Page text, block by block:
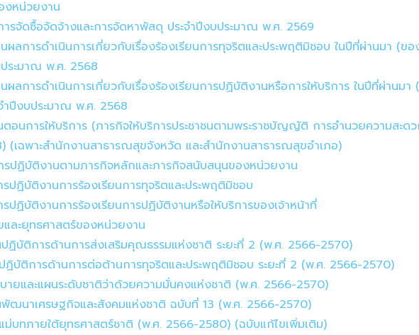
งหน่วยงาน
ารจัดซื้อจัดจ้างและการจัดหาพัสดุ ประจำปีงบประมาณ พ.ศ. 2569
ผลการดำเนินการเกี่ยวกับเรื่องร้องเรียนการทุจริตและประพฤติมิชอบ ในปีที่ผ่านมา (
ประมาณ พ.ศ. 2568
ผลการดำเนินการเกี่ยวกับเรื่องร้องเรียนการปฏิบัติงานหรือการให้บริการ ในปีที่ผ่าน
ำปีงบประมาณ พ.ศ. 2568
ตอนการให้บริการ (ภารกิจให้บริการประชาชนตามพระราชบัญญัติ การอำนวยความสะ
(เฉพาะสำนักงานสาธารณสุขจังหวัด และสำนักงานสาธารณสุขอำเภอ)
รปฏิบัติงานตามภารกิจหลักและภารกิจสนับสนุนของหน่วยงาน
ปฏิบัติงานการร้องเรียนการทุจริตและประพฤติมิชอบ
ปฏิบัติงานการร้องเรียนการปฏิบัติงานหรือให้บริการของเจ้าหน้าที่
และยุทธศาสตร์ของหน่วยงาน
ฏิบัติการด้านการส่งเสริมคุณธรรมแห่งชาติ ระยะที่ 2 (พ.ศ. 2566-2570)
ฏิบัติการด้านการต่อต้านการทุจริตและประพฤติมิชอบ ระยะที่ 2 (พ.ศ. 2566-2570)
ายและแผนระดับชาติว่าด้วยความมั่นคงแห่งชาติ (พ.ศ. 2566-2570)
ฒนาเศรษฐกิจและสังคมแห่งชาติ ฉบับที่ 13 (พ.ศ. 2566-2570)
ม่บทภายใต้ยุทธศาสตร์ชาติ (พ.ศ. 2566-2580) (ฉบับแก้ไขเพิ่มเติม)